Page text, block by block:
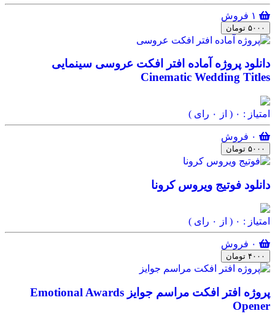
۵۰۰۰ تومان
دانلود پروژه آماده افتر افکت عروسی سینمایی
Cinematic Wedding Titles
امتیاز : ۰ ( از ۰ رای )
۵۰۰۰ تومان
دانلود فوتیج ویروس کرونا
امتیاز : ۰ ( از ۰ رای )
۴۰۰۰ تومان
پروژه افتر افکت مراسم جوایز Emotional Awards
Opener